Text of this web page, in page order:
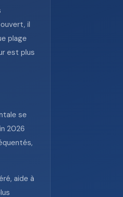
il
plage
est plus
se
2026
aide à